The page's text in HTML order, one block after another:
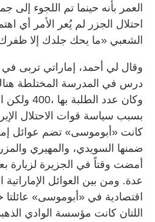
العمر بأنه حينما تم اللجوء إلى
احتلال الجزر لم يُعر الأمر أي
الشعبي «ما يحك جلدك إلا
وقال لي أحمد، إماراتي تربى
درس في المدرسة المختلطة
بسبب سياسة قوات الاحتلال
كانت «أبوموسى» تضم عوائل
ضمنها السويدي، والمهيري
أمضت وقتاً في الجزيرة لزيارة
عدة. ومن بين العوائل
اقتصادية في «أبوموسى»
اللتان كانت مؤسسة الوادي